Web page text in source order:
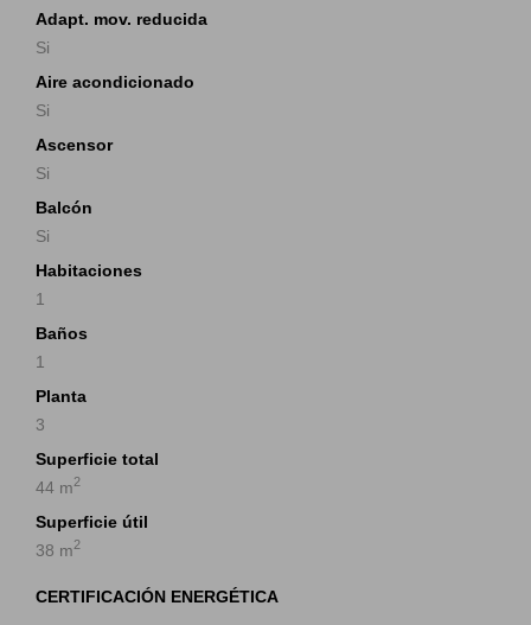
Adapt. mov. reducida
Si
Aire acondicionado
Si
Ascensor
Si
Balcón
Si
Habitaciones
1
Baños
1
Planta
3
Superficie total
44 m2
Superficie útil
38 m2
CERTIFICACIÓN ENERGÉTICA